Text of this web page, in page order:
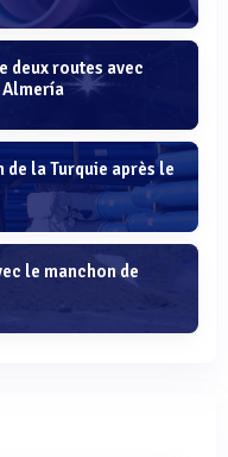
deux routes avec
Almería
la Turquie après le
le manchon de